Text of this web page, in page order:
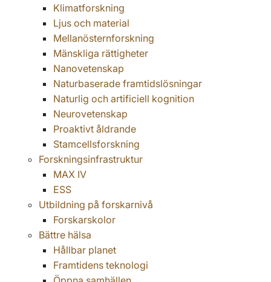
Klimatforskning
Ljus och material
Mellanösternforskning
Mänskliga rättigheter
Nanovetenskap
Naturbaserade framtidslösningar
Naturlig och artificiell kognition
Neurovetenskap
Proaktivt åldrande
Stamcellsforskning
Forskningsinfrastruktur
MAX IV
ESS
Utbildning på forskarnivå
Forskarskolor
Bättre hälsa
Hållbar planet
Framtidens teknologi